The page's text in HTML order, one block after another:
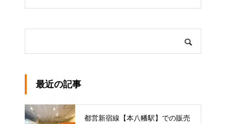
最近の記事
都営新宿線【本八幡駅】での販売